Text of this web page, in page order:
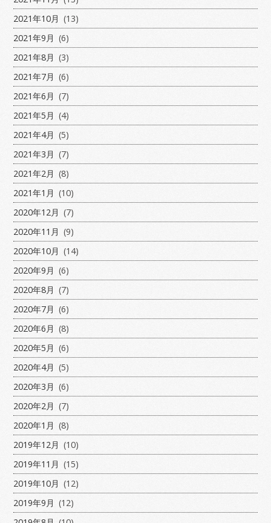
2021年10月 (13)
2021年9月 (6)
2021年8月 (3)
2021年7月 (6)
2021年6月 (7)
2021年5月 (4)
2021年4月 (5)
2021年3月 (7)
2021年2月 (8)
2021年1月 (10)
2020年12月 (7)
2020年11月 (9)
2020年10月 (14)
2020年9月 (6)
2020年8月 (7)
2020年7月 (6)
2020年6月 (8)
2020年5月 (6)
2020年4月 (5)
2020年3月 (6)
2020年2月 (7)
2020年1月 (8)
2019年12月 (10)
2019年11月 (15)
2019年10月 (12)
2019年9月 (12)